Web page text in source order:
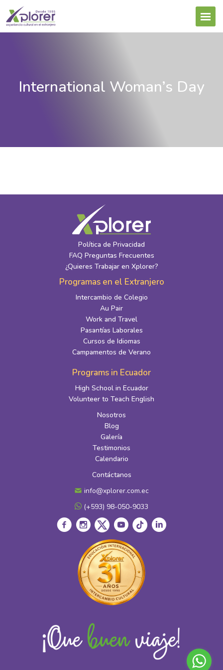
International Woman’s Day
Política de Privacidad
FAQ Preguntas Frecuentes
¿Quieres Trabajar en Xplorer?
Programas en el Extranjero
Intercambio de Colegio
Au Pair
Work and Travel
Pasantías Laborales
Cursos de Idiomas
Campamentos de Verano
Programs in Ecuador
High School in Ecuador
Volunteer to Teach English
Nosotros
Blog
Galería
Testimonios
Calendario
Contáctanos
info@xplorer.com.ec
(+593) 98-050-9033